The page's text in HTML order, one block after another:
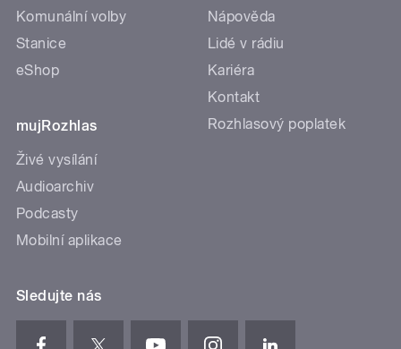
Komunální volby
Stanice
eShop
mujRozhlas
Živé vysílání
Audioarchiv
Podcasty
Mobilní aplikace
Nápověda
Lidé v rádiu
Kariéra
Kontakt
Rozhlasový poplatek
Sledujte nás